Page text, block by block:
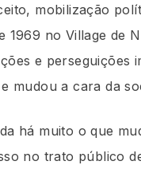
mobilização
1969 no Village de
e perseguições
mudou a cara da
há muito o que
no trato público